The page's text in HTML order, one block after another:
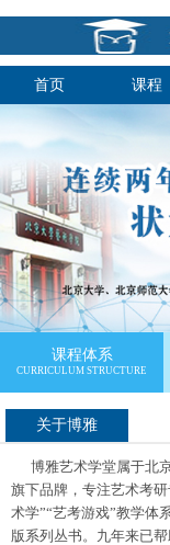
首页 课程
课程体系
CURRICULUM STRUCTURE
关于博雅
博雅艺术学堂属于北
旗下品牌，专注艺术考
术学”“艺考游戏”教学体
版系列丛书。九年来已